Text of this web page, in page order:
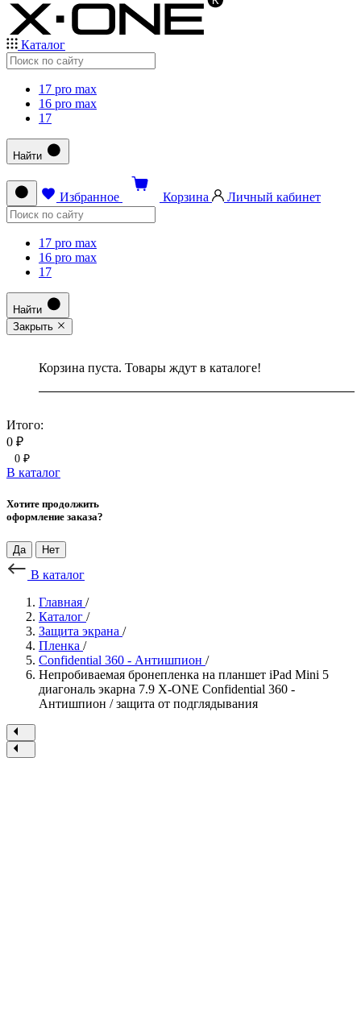
Каталог
17 pro max
16 pro max
17
Найти
Избранное Корзина Личный кабинет
17 pro max
16 pro max
17
Найти
Закрыть
Корзина пуста. Товары ждут в каталоге!
Итого:
0 ₽
0 ₽
В каталог
Хотите продолжить
оформление заказа?
Да Нет
В каталог
Главная /
Каталог /
Защита экрана /
Пленка /
Confidential 360 - Антишпион /
Непробиваемая бронепленка на планшет iPad Mini 5
диагональ экарна 7.9 X-ONE Confidential 360 -
Антишпион / защита от подглядывания